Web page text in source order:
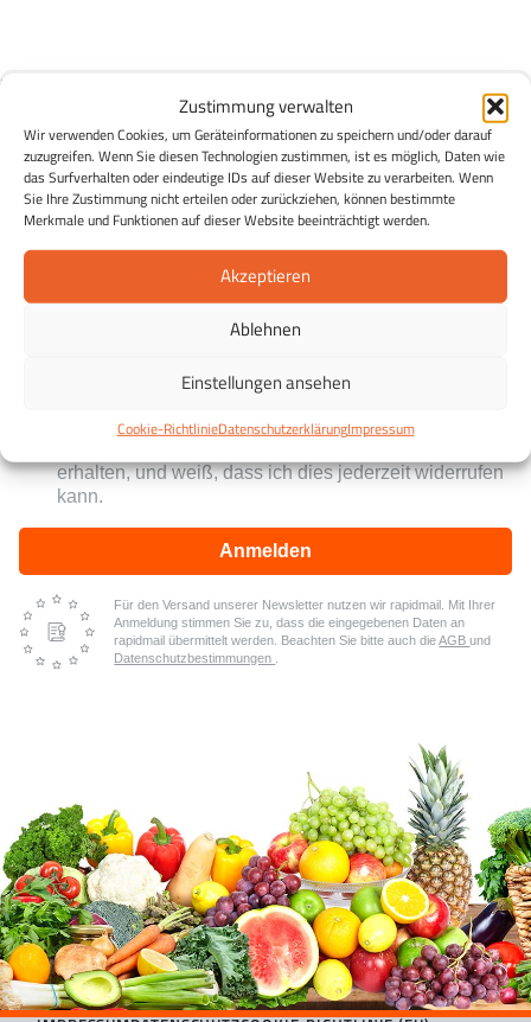
Zustimmung verwalten
Wir verwenden Cookies, um Geräteinformationen zu speichern und/oder darauf
zuzugreifen. Wenn Sie diesen Technologien zustimmen, ist es möglich, Daten wie
das Surfverhalten oder eindeutige IDs auf dieser Website zu verarbeiten. Wenn
Sie Ihre Zustimmung nicht erteilen oder zurückziehen, können bestimmte
Merkmale und Funktionen auf dieser Website beeinträchtigt werden.
Akzeptieren
Ablehnen
Einstellungen ansehen
Cookie-RichtlinieDatenschutzerklärungImpressum
Der Essen & Wissen Newsletter
Essen & Wissen in Ihrem Postfach:Entdecken Sie die
Möglichkeiten einer gesunden Ernährung und erhalten Sie
in regelmäßigen Abständen Tipps zu einer gesunden
Ernährung, Rezepte sowie Infos zu Veranstaltungen und
Projekten der ESSEN WISSEN Stiftung Eildermann.
Kostenlos und unverbindlich und jederzeit abmeldbar.
Ich stimme zu, dass meine personenbezogenen
erhalten, und weiß, dass ich dies jederzeit widerrufen
kann.
Anmelden
Für den Versand unserer Newsletter nutzen wir rapidmail. Mit Ihrer
Anmeldung stimmen Sie zu, dass die eingegebenen Daten an
rapidmail übermittelt werden. Beachten Sie bitte auch dieAGBund
Datenschutzbestimmungen